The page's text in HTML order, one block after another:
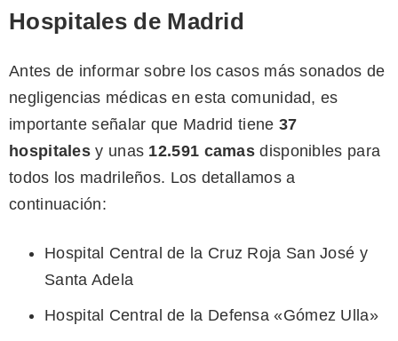
Hospitales de Madrid
Antes de informar sobre los casos más sonados de
negligencias médicas en esta comunidad, es
importante señalar que Madrid tiene 37
hospitales y unas 12.591 camasdisponibles para
todos los madrileños. Los detallamos a
continuación:
Hospital Central de la Cruz Roja San José y
Santa Adela
Hospital Central de la Defensa «Gómez Ulla»